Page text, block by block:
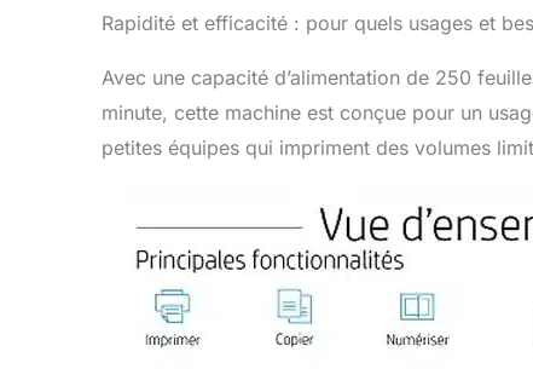
Rapidité et efficacité : pour quels usages et
Avec une capacité d’alimentation de 250
minute, cette machine est conçue pour un
petites équipes qui impriment des volumes